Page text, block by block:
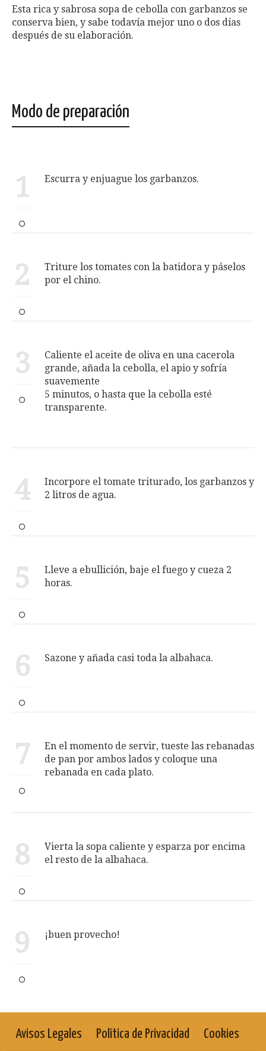
Esta rica y sabrosa sopa de cebolla con garbanzos se
conserva bien, y sabe todavía mejor uno o dos días
después de su elaboración.
Modo de preparación
1 Escurra y enjuague los garbanzos.
2
Triture los tomates con la batidora y páselos
por el chino.
3
Caliente el aceite de oliva en una cacerola
grande, añada la cebolla, el apio y sofría
suavemente
5 minutos, o hasta que la cebolla esté
transparente.
4
Incorpore el tomate triturado, los garbanzos y
2 litros de agua.
5
Lleve a ebullición, baje el fuego y cueza 2
horas.
6 Sazone y añada casi toda la albahaca.
7
En el momento de servir, tueste las rebanadas
de pan por ambos lados y coloque una
rebanada en cada plato.
8
Vierta la sopa caliente y esparza por encima
el resto de la albahaca.
9 ¡buen provecho!
Avisos Legales Política de Privacidad Cookies